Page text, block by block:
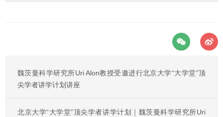
魏茨曼科学研究所Uri Alon教授受邀进行北京大学“大学堂”顶
尖学者讲学计划讲座
北京大学“大学堂”顶尖学者讲学计划｜魏茨曼科学研究所Uri